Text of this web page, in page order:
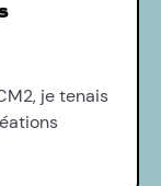
je tenais